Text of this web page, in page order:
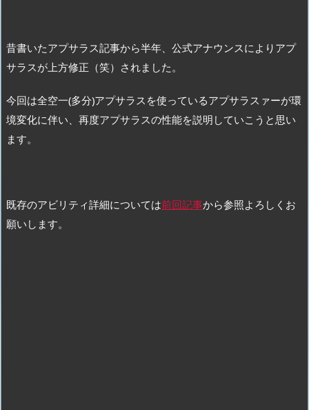
昔書いたアプサラス記事から半年、公式アナウンスによりアプ
サラスが上方修正（笑）されました。
今回は全空一(多分)アプサラスを使っているアプサラスァーが環
境変化に伴い、再度アプサラスの性能を説明していこうと思い
ます。
既存のアビリティ詳細については前回記事から参照よろしくお
願いします。